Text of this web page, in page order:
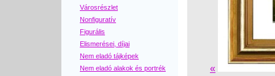
Városrészlet
Nonfiguratív
Figurális
Elismerései, díjai
Nem eladó tájképek
Nem eladó alakok és portrék
«